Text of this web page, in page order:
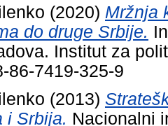
(2020) Mržnja
do druge Srbije.
Institut za
86-7419-325-9
(2013)
i Srbija. Nacionalni